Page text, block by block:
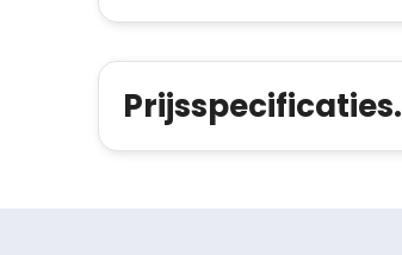
Prijsspecificaties.